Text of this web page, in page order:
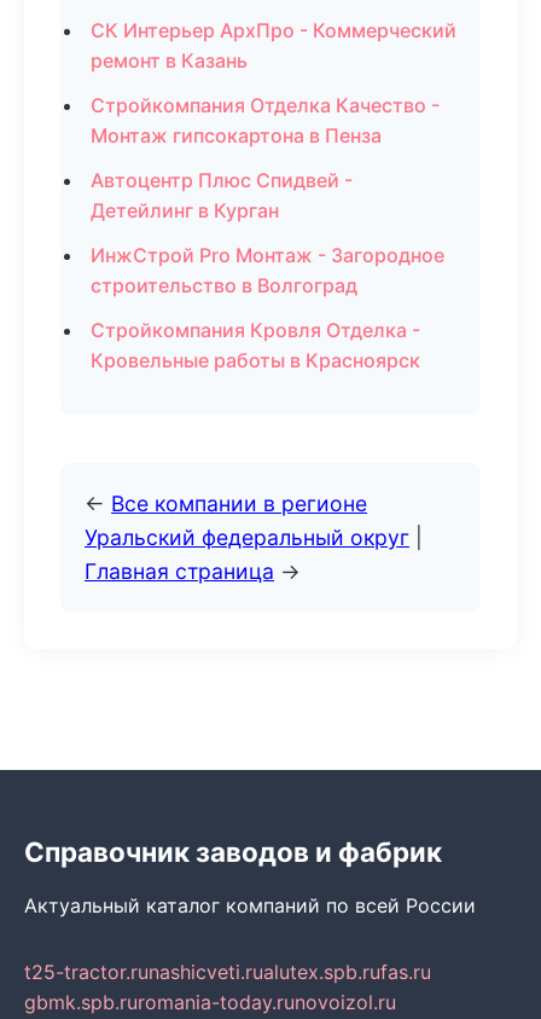
СК Интерьер АрхПро - Коммерческий
ремонт в Казань
Стройкомпания Отделка Качество -
Монтаж гипсокартона в Пенза
Автоцентр Плюс Спидвей -
Детейлинг в Курган
ИнжСтрой Pro Монтаж - Загородное
строительство в Волгоград
Стройкомпания Кровля Отделка -
Кровельные работы в Красноярск
← Все компании в регионе
Уральский федеральный округ
Главная страница →
Справочник заводов и фабрик
Актуальный каталог компаний по всей России
t25-tractor.runashicveti.rualutex.spb.rufas.ru
gbmk.spb.ruromania-today.runovoizol.ru